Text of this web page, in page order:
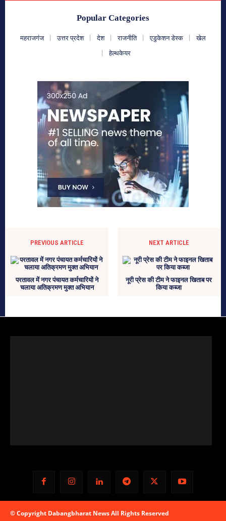
Popular Categories
महराजगंज उत्तर प्रदेश देश राजनीति एडुकेशन डेस्क
खेल
हेल्थकेयर
PREVIOUS ARTICLE
परतावल में नगर पंचायत कर्मचारियों ने
चलाया अतिक्रमण मुक्त अभियान
NEXT ARTICLE
नूरी प्रेस की टीम ने फाइनल खिताब पर
किया कब्जा
© Copyright Dabangbharat News All Rights Reserved